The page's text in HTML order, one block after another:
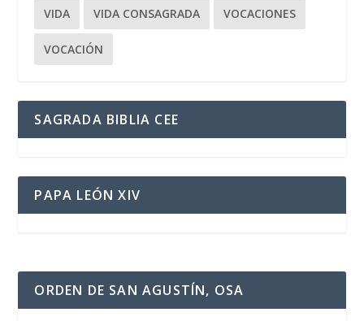
VIDA VIDA CONSAGRADA VOCACIONES
VOCACIÓN
SAGRADA BIBLIA CEE
PAPA LEÓN XIV
ORDEN DE SAN AGUSTÍN, OSA